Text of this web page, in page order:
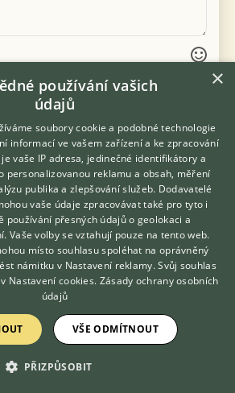
pravidly diskuse
vláken
DO REDAKCE WEBU
redakce@ifauna.cz
nonstop
Hledáte zvířecího kamaráda?
Zdarma vám poradí
VETERINÁŘ ONLINE
KONZULTOVAT S
VETERINÁŘEM
×
používání vašich
údajů
soubory cookie a podobné technologie
informací ve vašem zařízení a ke zpracování
vaše IP adresa, jedinečné identifikátory a
personalizovanou reklamu a obsah, měření
publika a zlepšování služeb. Dodavatelé
vaše údaje zpracovávat také pro tyto i
používání přesných údajů o geolokaci a
Vaše volby se vztahují pouze na tento web.
místo souhlasu spoléhat na oprávněný
námitku v Nastavení reklamy. Svůj souhlas
Nastavení cookies. Zásady ochrany osobních
údajů
VŠE ODMÍTNOUT
PŘIZPŮSOBIT